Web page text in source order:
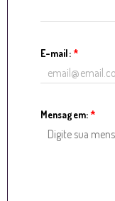
E-mail:*
Mensagem:*